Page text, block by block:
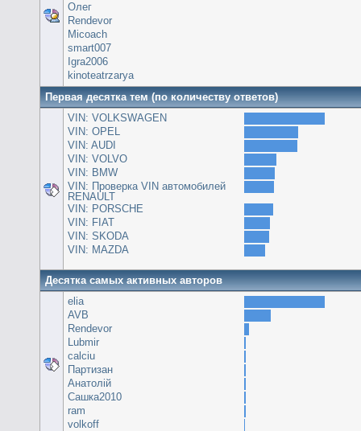
Олег
Rendevor
Micoach
smart007
Igra2006
kinoteatrzarya
Первая десятка тем (по количеству ответов)
VIN: VOLKSWAGEN
VIN: OPEL
VIN: AUDI
VIN: VOLVO
VIN: BMW
VIN: Проверка VIN автомобилей
RENAULT
VIN: PORSCHE
VIN: FIAT
VIN: SKODA
VIN: MAZDA
Десятка самых активных авторов
elia
AVB
Rendevor
Lubmir
calciu
Партизан
Анатолій
Сашка2010
ram
volkoff